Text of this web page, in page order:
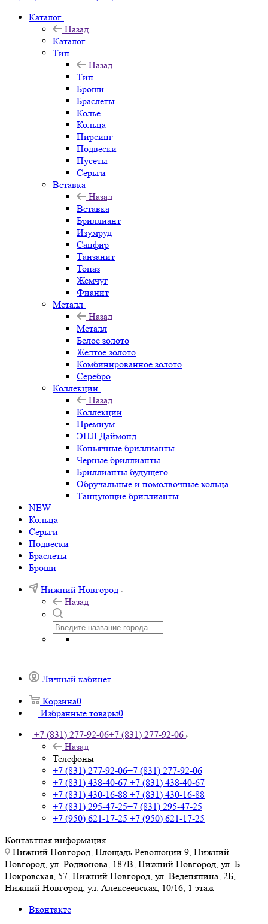
Каталог
Назад
Каталог
Тип
Назад
Тип
Броши
Браслеты
Колье
Кольца
Пирсинг
Подвески
Пусеты
Серьги
Вставка
Назад
Вставка
Бриллиант
Изумруд
Сапфир
Танзанит
Топаз
Жемчуг
Фианит
Металл
Назад
Металл
Белое золото
Желтое золото
Комбинированное золото
Серебро
Коллекции
Назад
Коллекции
Премиум
ЭПЛ Даймонд
Коньячные бриллианты
Черные бриллианты
Бриллианты будущего
Обручальные и помолвочные кольца
Танцующие бриллианты
NEW
Кольца
Серьги
Подвески
Браслеты
Броши
Нижний Новгород
Назад
Личный кабинет
Корзина0
Избранные товары0
+7 (831) 277-92-06+7 (831) 277-92-06
Назад
Телефоны
+7 (831) 277-92-06+7 (831) 277-92-06
+7 (831) 438-40-67 +7 (831) 438-40-67
+7 (831) 430-16-88 +7 (831) 430-16-88
+7 (831) 295-47-25+7 (831) 295-47-25
+7 (950) 621-17-25 +7 (950) 621-17-25
Контактная информация
Нижний Новгород, Площадь Революции 9, Нижний
Новгород, ул. Родионова, 187В, Нижний Новгород, ул. Б.
Покровская, 57, Нижний Новгород, ул. Веденяпина, 2Б,
Нижний Новгород, ул. Алексеевская, 10/16, 1 этаж
Вконтакте